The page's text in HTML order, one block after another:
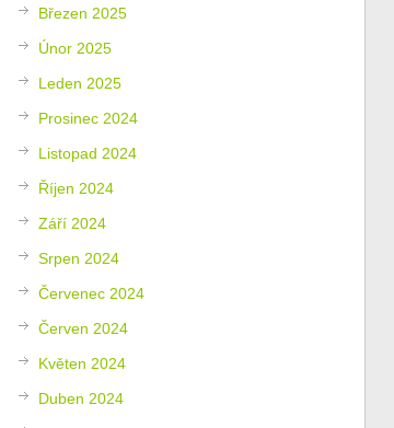
Březen 2025
Únor 2025
Leden 2025
Prosinec 2024
Listopad 2024
Říjen 2024
Září 2024
Srpen 2024
Červenec 2024
Červen 2024
Květen 2024
Duben 2024